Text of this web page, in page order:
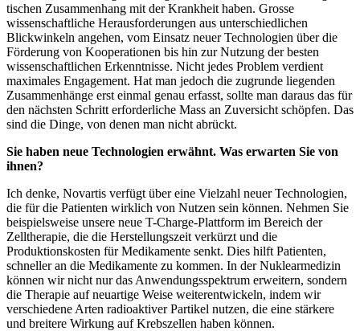
tischen Zusammenhang mit der Krankheit ­haben. Grosse
wissenschaftliche Herausforderungen aus unterschiedlichen
Blickwinkeln angehen, vom Einsatz neuer Technologien über die
Förderung von Kooperationen bis hin zur Nutzung der besten
wissenschaftlichen Erkenntnisse. Nicht jedes Problem verdient
maximales Engagement. Hat man jedoch die zugrunde liegenden
Zusammenhänge erst einmal genau erfasst, sollte man daraus das für
den nächsten Schritt erforderliche Mass an Zuversicht schöpfen. Das
sind die Dinge, von denen man nicht abrückt.
Sie haben neue Technologien erwähnt. Was erwarten Sie von
ihnen?
Ich denke, Novartis verfügt über eine Vielzahl neuer Technologien,
die für die Patienten wirklich von Nutzen sein können. Nehmen Sie
beispielsweise unsere neue T-Charge-Plattform im Bereich der
Zelltherapie, die die Herstellungszeit verkürzt und die
Produktionskosten für Medikamente senkt. Dies hilft Patienten,
schneller an die Medikamente zu kommen. In der Nuklearmedizin
können wir nicht nur das Anwendungsspektrum erweitern, sondern
die Therapie auf neuartige Weise weiterentwickeln, indem wir
verschiedene Arten radioaktiver Partikel nutzen, die eine stärkere
und breitere Wirkung auf Krebszellen haben können.